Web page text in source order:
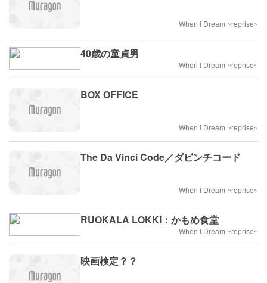
When I Dream ~reprise~
40歳の童貞男
When I Dream ~reprise~
BOX OFFICE
When I Dream ~reprise~
The Da Vinci Code／ダビンチコード
When I Dream ~reprise~
RUOKALA LOKKI：かもめ食堂
When I Dream ~reprise~
映画検定？？